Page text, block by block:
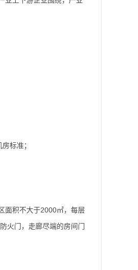
标准；
面积不大于2000㎡，每层
火门，走廊尽端的房间门